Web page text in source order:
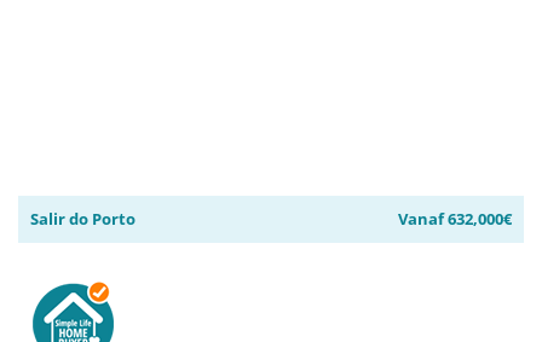
Salir do Porto Vanaf 632,000€